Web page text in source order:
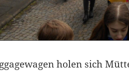
holen sich